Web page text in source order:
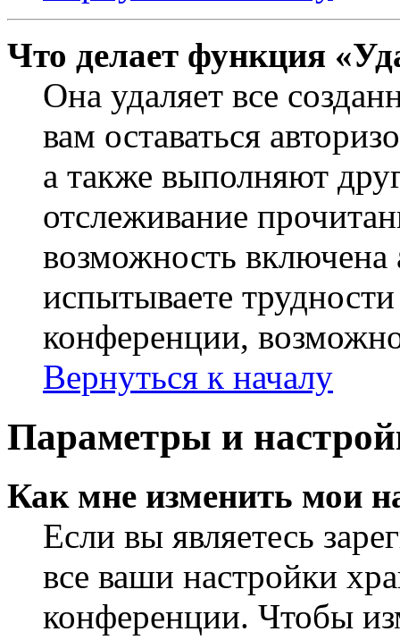
Что делает функция
Она удаляет все
вам оставаться
а также выполняют
отслеживание
возможность
испытываете
конференции,
Вернуться к началу
Параметры и
Как мне изменить мои
Если вы являетесь
все ваши настройки
конференции. Чтобы